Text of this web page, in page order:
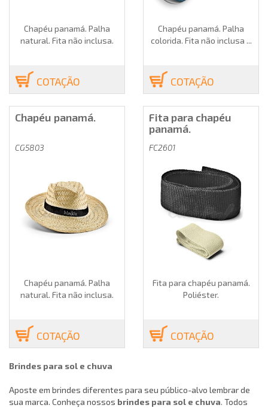
Chapéu panamá. Palha
natural. Fita não inclusa.
COTAÇÃO
Chapéu panamá. Palha
colorida. Fita não inclusa ...
COTAÇÃO
Chapéu panamá.
CG5803
Chapéu panamá. Palha
natural. Fita não inclusa.
COTAÇÃO
Fita para chapéu
panamá.
FC2601
Fita para chapéu panamá.
Poliéster.
COTAÇÃO
Brindes para sol e chuva
Aposte em brindes diferentes para seu público-alvo lembrar de
sua marca. Conheça nossos brindes para sol e chuva. Todos